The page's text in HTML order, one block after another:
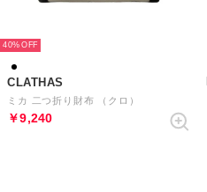
40%
CLATHAS
ミカ 二つ折り財布 （クロ）
￥9,240